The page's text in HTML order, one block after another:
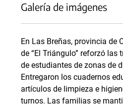
Galería de imágenes
En Las Breñas, provincia de
de “El Triángulo” reforzó
de estudiantes de zonas de
Entregaron los cuadernos
artículos de limpieza e
turnos. Las familias se